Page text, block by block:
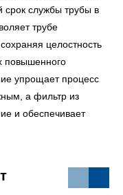
срок службы трубы в
трубе
целостность
повышенного
упрощает процесс
а фильтр из
и обеспечивает